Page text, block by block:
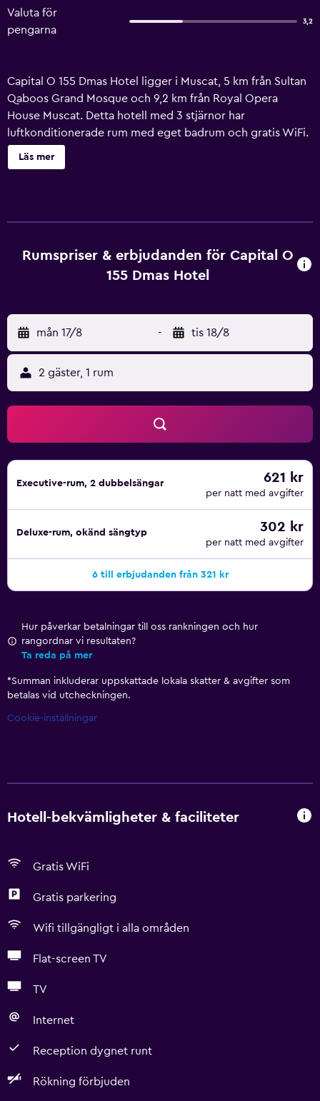
Valuta för
pengarna
3,2
Capital O 155 Dmas Hotel ligger i Muscat, 5 km från Sultan
Qaboos Grand Mosque och 9,2 km från Royal Opera
House Muscat. Detta hotell med 3 stjärnor har
luftkonditionerade rum med eget badrum och gratis WiFi.
Boendet är rökfritt och ligger 1,9 km från Oman Avenues
Mall. Alla rum på Capital O 155 Dmas Hotel har skrivbord
11 km från boendet, medan Omans internationella
utställningscenter ligger 12 km bort. Flygplatsen (Muskat
Läs mer
Rumspriser & erbjudanden för Capital O
155 Dmas Hotel
mån 17/8 - tis 18/8
2 gäster, 1 rum
Executive-rum, 2 dubbelsängar 621 kr
per natt med avgifter
Deluxe-rum, okänd sängtyp 302 kr
per natt med avgifter
6 till erbjudanden från 321 kr
Hur påverkar betalningar till oss rankningen och hur
rangordnar vi resultaten?
Ta reda på mer
*Summan inkluderar uppskattade lokala skatter & avgifter som
betalas vid utcheckningen.
Cookie-inställningar
Hotell-bekvämligheter & faciliteter
Gratis WiFi
Gratis parkering
Wifi tillgängligt i alla områden
Flat-screen TV
TV
Internet
Reception dygnet runt
Rökning förbjuden